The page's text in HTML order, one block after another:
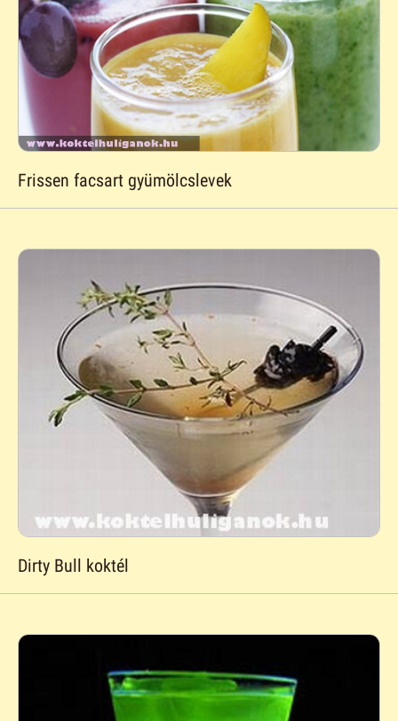
Frissen facsart gyümölcslevek
Dirty Bull koktél